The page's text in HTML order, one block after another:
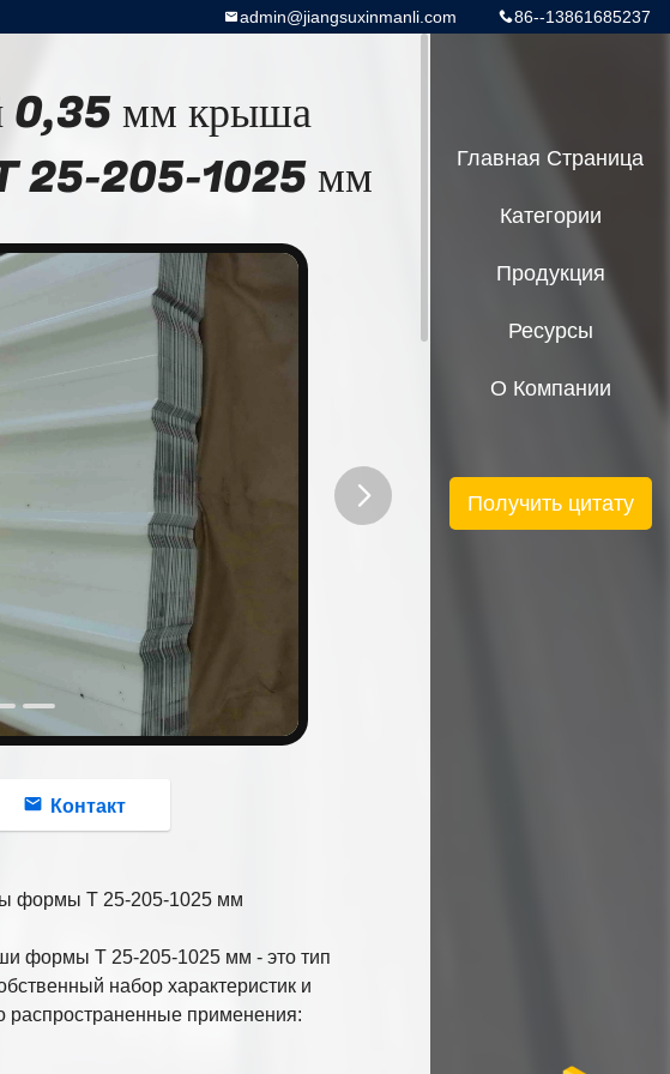
86--13861685237
admin@jiangsuxinmanli.com
0,35 мм крыша
T 25-205-1025 мм
Контакт
формы T 25-205-1025 мм
формы T 25-205-1025 мм - это тип
набор характеристик и
распространенные применения:
Главная Страница
Категории
Продукция
Ресурсы
О Компании
Получить цитату